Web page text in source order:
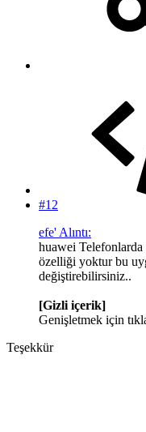
#12
efe' Alıntı:
huawei Telefonlarda
özelliği yoktur bu
değiştirebilirsiniz..
[Gizli içerik]
Genişletmek için
Teşekkür